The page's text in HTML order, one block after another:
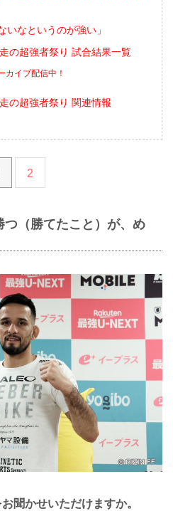
いなというのが強い」
の超強者祭り 試合結果一覧
カイブ配信中！
の超強者祭り 関連情報
2
つ（勝てたこと）が、め
聞かせいただけますか。